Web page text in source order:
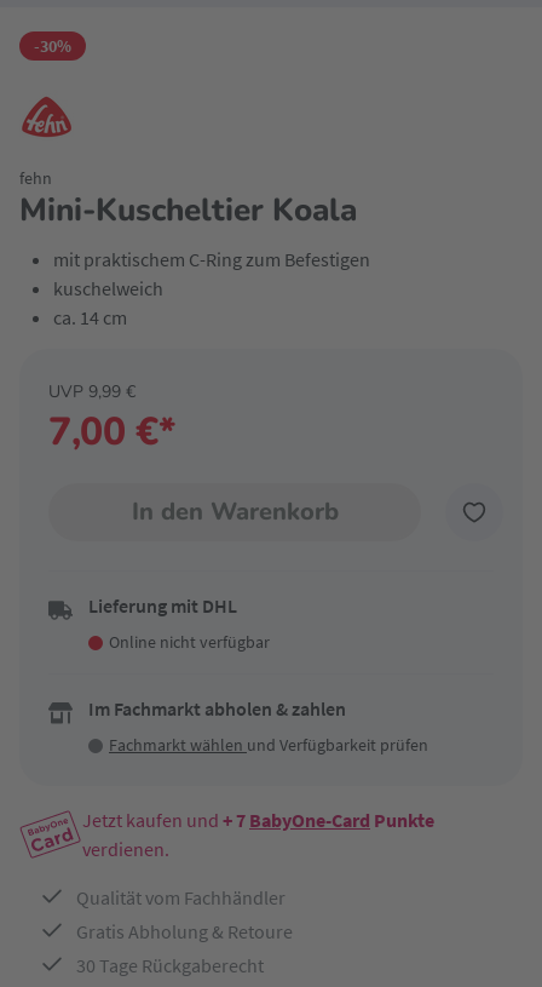
-30%
Mini-Kuscheltier Koala
fehn
mit praktischem C-Ring zum Befestigen
kuschelweich
ca. 14 cm
7,00 €*
UVP 9,99 €
In den Warenkorb
Lieferung mit DHL
Online nicht verfügbar
Im Fachmarkt abholen & zahlen
Fachmarkt wählen und Verfügbarkeit prüfen
Jetzt kaufen und + 7 BabyOne-Card Punkte
verdienen.
Qualität vom Fachhändler
Gratis Abholung & Retoure
30 Tage Rückgaberecht